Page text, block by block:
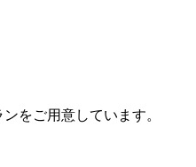
をご用意しています。